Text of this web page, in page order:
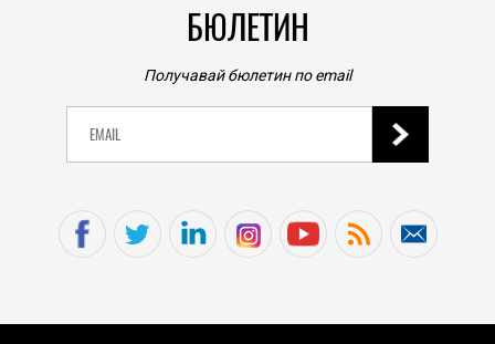
БЮЛЕТИН
Получавай бюлетин по email